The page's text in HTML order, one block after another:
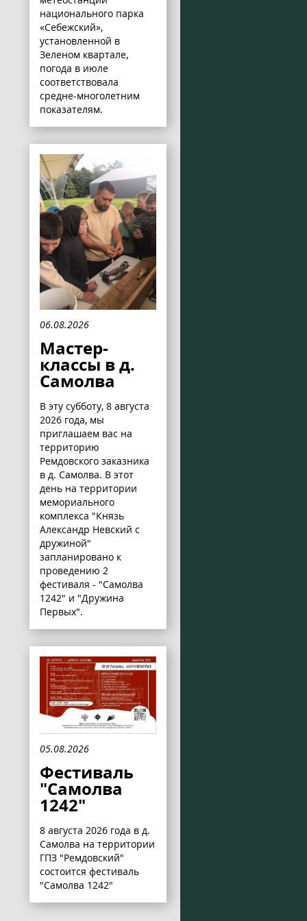
национального парка
«Себежский»,
установленной в
Зеленом квартале,
погода в июле
соответствовала
средне-многолетним
показателям.
06.08.2026
Мастер-
классы в д.
Самолва
В эту субботу, 8 августа
2026 года, мы
приглашаем вас на
территорию
Ремдовского заказника
в д. Самолва. В этот
день на территории
мемориального
комплекса "Князь
Александр Невский с
дружиной"
запланировано к
проведению 2
фестиваля - "Самолва
1242" и "Дружина
Первых".
05.08.2026
Фестиваль
"Самолва
1242"
8 августа 2026 года в д.
Самолва на территории
ГПЗ "Ремдовский"
состоится фестиваль
"Самолва 1242"